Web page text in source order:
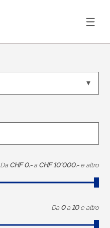
Da CHF 0.- a CHF 10'000.- e altro
Da 0 a 10 e altro